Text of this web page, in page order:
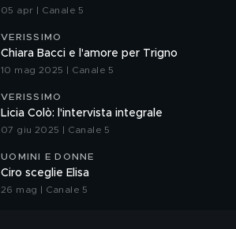
05 apr | Canale 5
VERISSIMO
Chiara Bacci e l'amore per Trigno
10 mag 2025 | Canale 5
VERISSIMO
Licia Colò: l'intervista integrale
07 giu 2025 | Canale 5
UOMINI E DONNE
Ciro sceglie Elisa
26 mag | Canale 5